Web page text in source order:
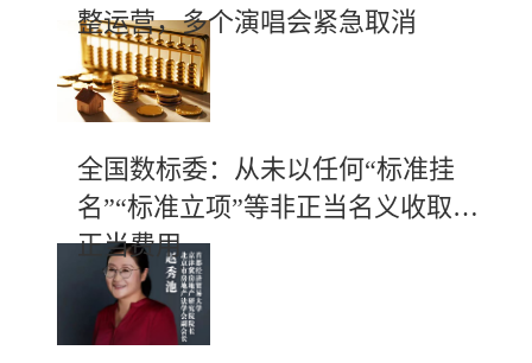
整运营，多个演唱会紧急取消
全国数标委：从未以任何“标准挂
名”“标准立项”等非正当名义收取不
正当费用